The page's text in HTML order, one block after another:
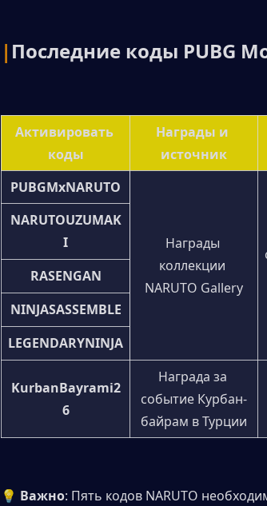
| Последние коды PUBG
Активировать
коды
Награды и
источник
PUBGMxNARUTO
Награды
коллекции
NARUTO Gallery
NARUTOUZUMAK
I
RASENGAN
NINJASASSEMBLE
LEGENDARYNINJA
KurbanBayrami2
6
Награда за
событие Курбан-
байрам в Турции
💡 Важно: Пять кодов NARUTO